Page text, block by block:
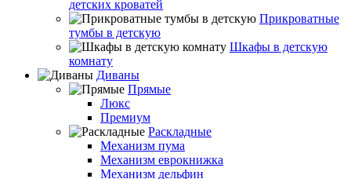
детских кроватей
Прикроватные
тумбы в детскую
Шкафы в детскую
комнату
Диваны
Прямые
Люкс
Премиум
Раскладные
Механизм пума
Механизм еврокнижка
Механизм дельфин